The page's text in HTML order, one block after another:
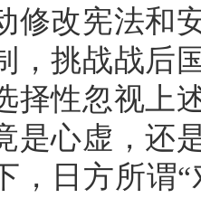
修改宪法和
，挑战战后
择性忽视上
是心虚，还
，日方所谓